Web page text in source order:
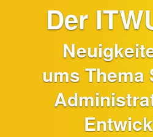
Der
ums Thema